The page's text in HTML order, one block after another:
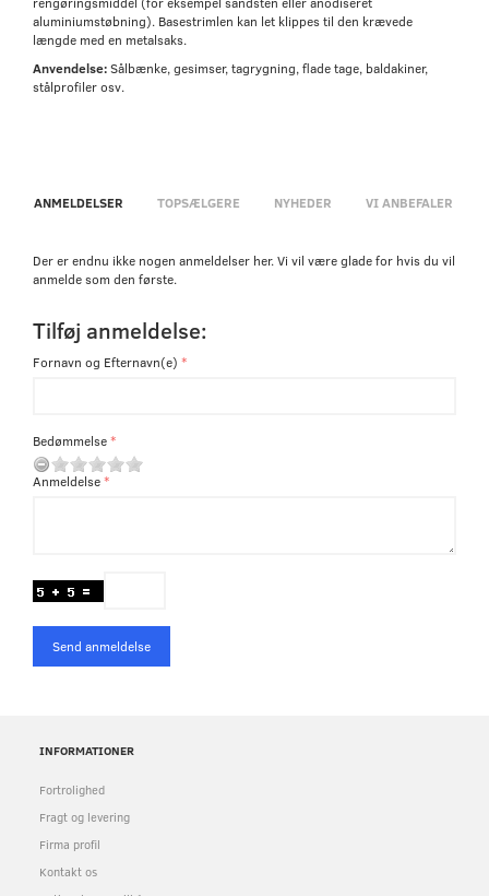
aluminiumstøbning). Basestrimlen kan let klippes til den krævede
længde med en metalsaks.
Anvendelse:Sålbænke, gesimser, tagrygning, flade tage, baldakiner,
stålprofiler osv.
ANMELDELSER TOPSÆLGERE NYHEDER VI ANBEFALER
Der er endnu ikke nogen anmeldelser her. Vi vil være glade for hvis du vil
anmelde som den første.
Tilføj anmeldelse:
Fornavn og Efternavn(e)
Bedømmelse
Anmeldelse
Send anmeldelse
INFORMATIONER
Fortrolighed
Fragt og levering
Firma profil
Kontakt os